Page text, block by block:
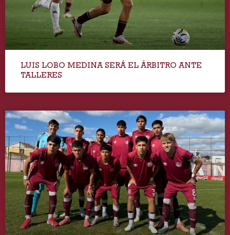
LUIS LOBO MEDINA SERÁ EL ÁRBITRO ANTE
TALLERES